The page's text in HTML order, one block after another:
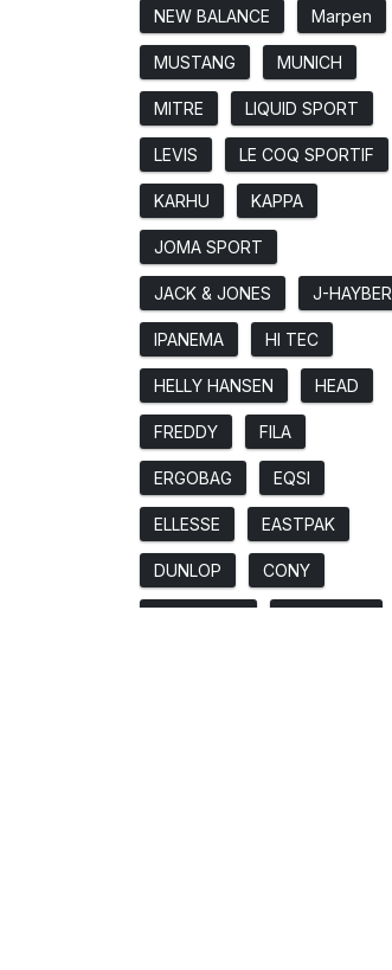
NEW BALANCE Marpen
MUSTANG MUNICH
MITRE LIQUID SPORT
LEVIS LE COQ SPORTIF
KARHU KAPPA
JOMA SPORT
JACK & JONES J-HAYBER
IPANEMA HI TEC
HELLY HANSEN HEAD
FREDDY FILA
ERGOBAG EQSI
ELLESSE EASTPAK
DUNLOP CONY